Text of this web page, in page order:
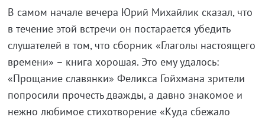
В самом начале вечера Юрий Михайлик сказал, что
в течение этой встречи он постарается убедить
слушателей в том, что сборник «Глаголы настоящего
времени» – книга хорошая. Это ему удалось:
«Прощание славянки» Феликса Гойхмана зрители
попросили прочесть дважды, а давно знакомое и
нежно любимое стихотворение «Куда сбежало